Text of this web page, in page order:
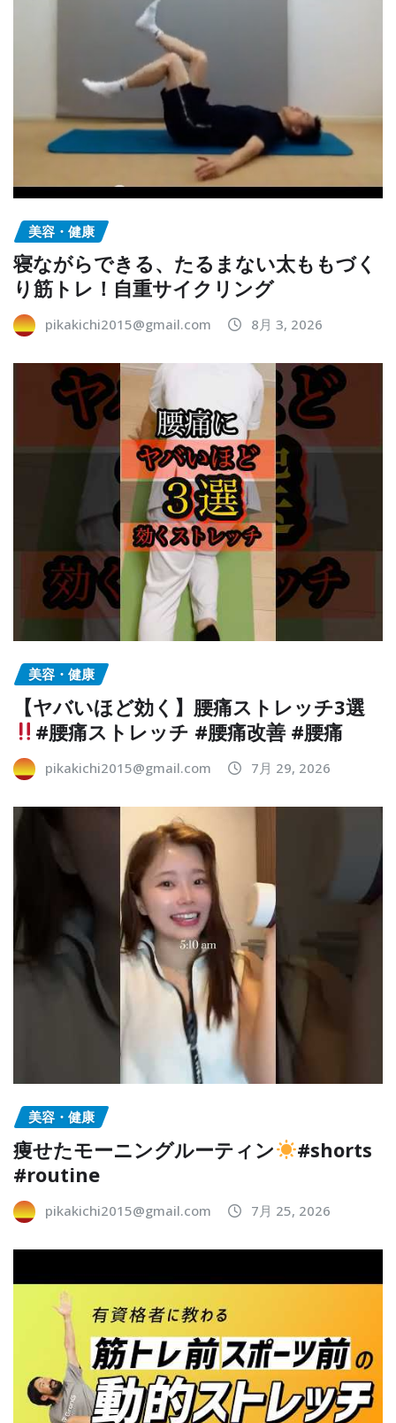
美容・健康
寝ながらできる、たるまない太ももづく
り筋トレ！自重サイクリング
pikakichi2015@gmail.com 8月 3, 2026
美容・健康
【ヤバいほど効く】腰痛ストレッチ3選
#腰痛ストレッチ #腰痛改善 #腰痛
pikakichi2015@gmail.com 7月 29, 2026
美容・健康
痩せたモーニングルーティン
#shorts
#routine
pikakichi2015@gmail.com 7月 25, 2026